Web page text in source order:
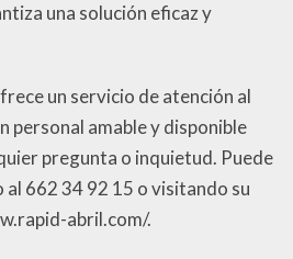
una solución eficaz y
un servicio de atención al
personal amable y disponible
pregunta o inquietud. Puede
662 34 92 15 o visitando su
abril.com/.